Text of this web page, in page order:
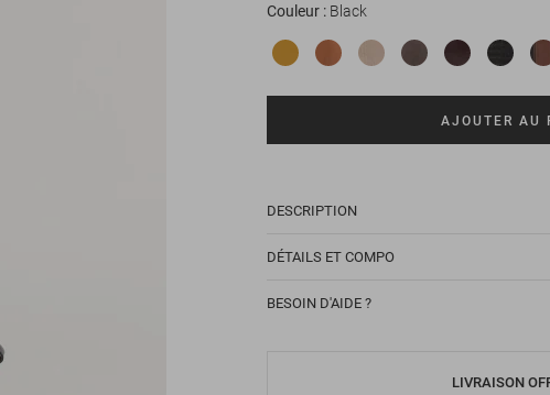
Couleur Black
AJOUTER AU
DESCRIPTION
DÉTAILS ET COMPO
BESOIN D'AIDE ?
LIVRAISON